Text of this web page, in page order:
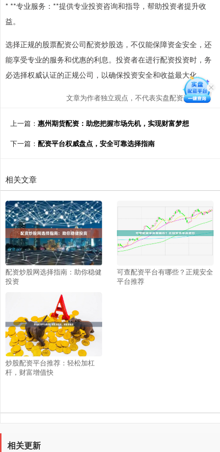
* **专业服务：**提供专业投资咨询和指导，帮助投资者提升收
益。
选择正规的股票配资公司配资炒股选，不仅能保障资金安全，还
能享受专业的服务和优惠的利息。投资者在进行配资投资时，务
必选择权威认证的正规公司，以确保投资安全和收益最大化。
文章为作者独立观点，不代表实盘配资开户观点
上一篇： 惠州期货配资：助您把握市场先机，实现财富梦想
下一篇： 配资平台权威盘点，安全可靠选择指南
相关文章
配资炒股网选择指南：助你稳健
投资
可查配资平台有哪些？正规安全
平台推荐
炒股配资平台推荐：轻松加杠
杆，财富增值快
相关更新